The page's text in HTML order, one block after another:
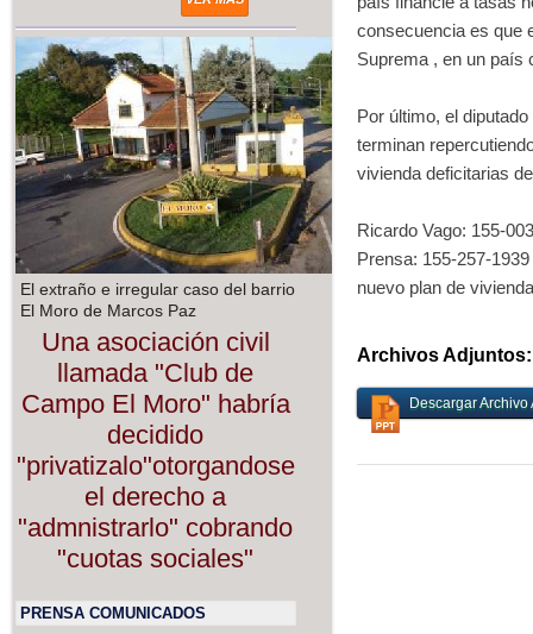
El extraño e irregular caso del barrio
El Moro de Marcos Paz
Una asociación civil
llamada "Club de
Campo El Moro" habría
decidido
"privatizalo"otorgandose
el derecho a
"admnistrarlo" cobrando
"cuotas sociales"
PRENSA COMUNICADOS
consecuencia es que
Suprema , en un país
Por último, el
terminan
vivienda deficitarias
Ricardo Vago: 155-
Prensa: 155-257-1939
nuevo plan de
Archivos Adjuntos:
Descargar Archivo